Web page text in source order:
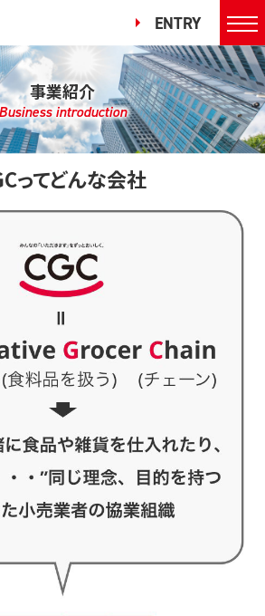
ENTRY
事業紹介
Business introduction
ってどんな会社